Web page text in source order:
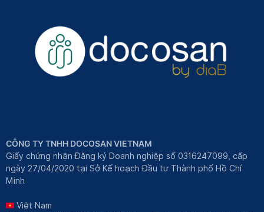
CÔNG TY TNHH DOCOSAN VIETNAM
Giấy chứng nhận Đăng ký Doanh nghiệp số 0316247099, cấp
ngày 27/04/2020 tại Sở Kế hoạch Đầu tư Thành phố Hồ Chí
Minh
Việt Nam